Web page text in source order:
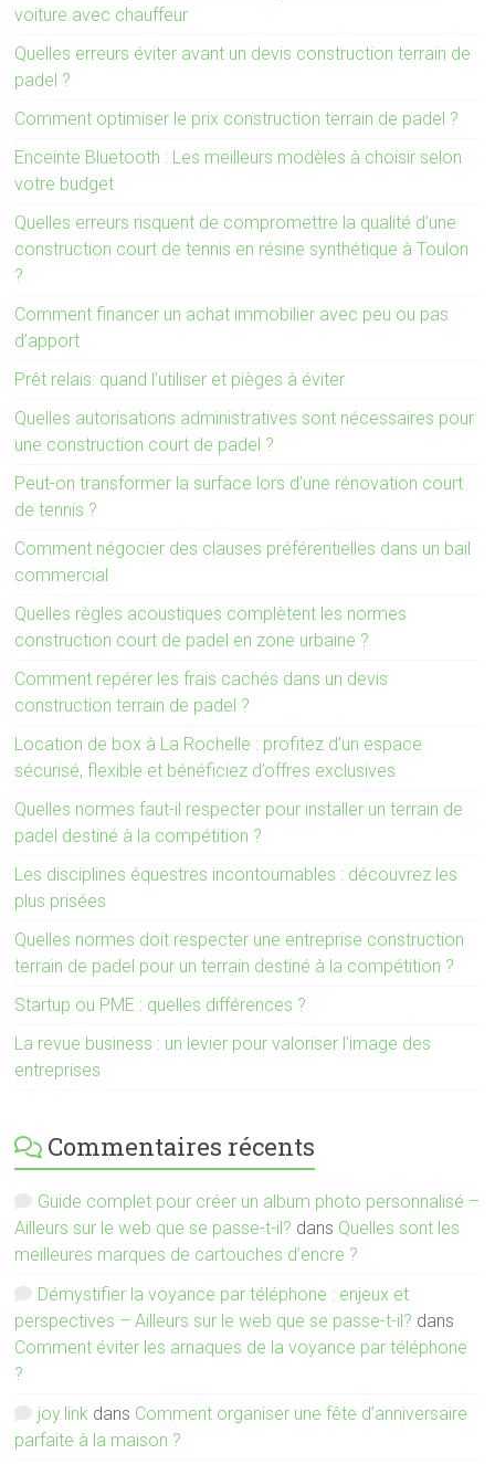
voiture avec chauffeur
Quelles erreurs éviter avant un devis construction terrain de
padel ?
Comment optimiser le prix construction terrain de padel ?
Enceinte Bluetooth : Les meilleurs modèles à choisir selon
votre budget
Quelles erreurs risquent de compromettre la qualité d’une
construction court de tennis en résine synthétique à Toulon
?
Comment financer un achat immobilier avec peu ou pas
d’apport
Prêt relais: quand l’utiliser et pièges à éviter
Quelles autorisations administratives sont nécessaires pour
une construction court de padel ?
Peut-on transformer la surface lors d’une rénovation court
de tennis ?
Comment négocier des clauses préférentielles dans un bail
commercial
Quelles règles acoustiques complètent les normes
construction court de padel en zone urbaine ?
Comment repérer les frais cachés dans un devis
construction terrain de padel ?
Location de box à La Rochelle : profitez d’un espace
sécurisé, flexible et bénéficiez d’offres exclusives
Quelles normes faut-il respecter pour installer un terrain de
padel destiné à la compétition ?
Les disciplines équestres incontournables : découvrez les
plus prisées
Quelles normes doit respecter une entreprise construction
terrain de padel pour un terrain destiné à la compétition ?
Startup ou PME : quelles différences ?
La revue business : un levier pour valoriser l’image des
entreprises
Commentaires récents
Guide complet pour créer un album photo personnalisé –
Ailleurs sur le web que se passe-t-il? dans Quelles sont les
meilleures marques de cartouches d’encre ?
Démystifier la voyance par téléphone : enjeux et
perspectives – Ailleurs sur le web que se passe-t-il? dans
Comment éviter les arnaques de la voyance par téléphone
?
joy.link dans Comment organiser une fête d’anniversaire
parfaite à la maison ?